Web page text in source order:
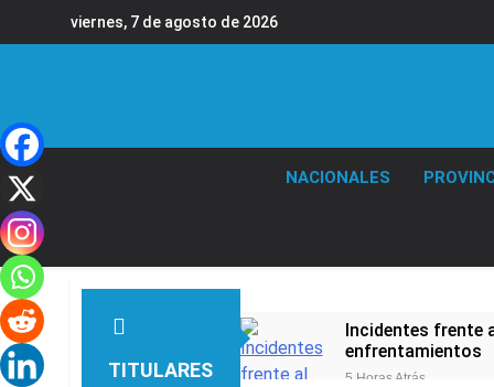
viernes, 7 de agosto de 2026
NACIONALES
TITULARES
Incidentes frente
enfrentamientos
5 Horas Atrás